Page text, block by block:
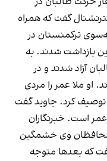
گفت که همراه
ترکمنستان در
بازداشت شدند. به
آزاد شدند و در
او ملا عمر را مردی
توصیف کرد. جاوید گفت
عمر است. خبرنگاران
محافظان وی خشمگین
که بعدها متوجه